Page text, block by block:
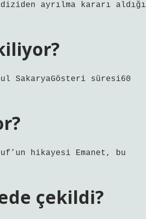
ayrılma kararı aldığı
SakaryaGösteri süresi60
hikayesi Emanet, bu
çekildi?